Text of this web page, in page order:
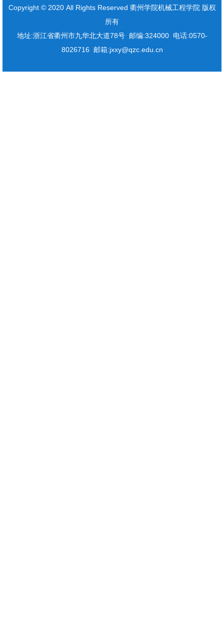
Copyright © 2020 All Rights Reserved 衢州学院机械工程学院 版权
所有
地址:浙江省衢州市九华北大道78号 邮编:324000 电话:0570-
8026716 邮箱:jxxy@qzc.edu.cn